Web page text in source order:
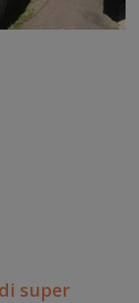
super